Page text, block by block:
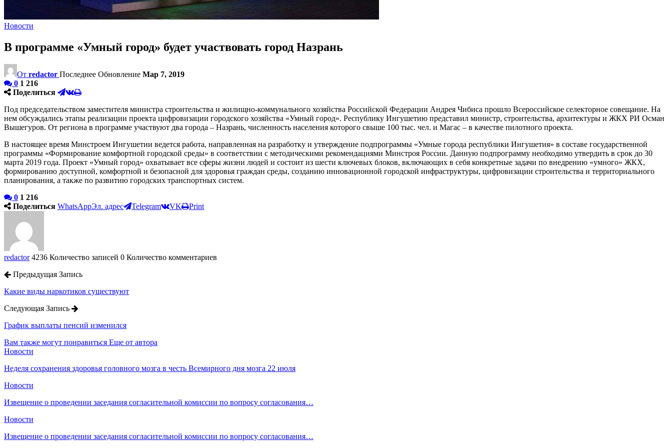
Новости
В программе «Умный город» будет участвовать город Назрань
От redactor Последнее Обновление Мар 7, 2019
0 1 216
Поделиться
Под председательством заместителя министра строительства и жилищно-коммунального хозяйства Российской Федерации Андрея Чибиса прошло Всероссийское селекторное совещание. На
нем обсуждались этапы реализации проекта цифровизации городского хозяйства «Умный город». Республику Ингушетию представил министр, строительства, архитектуры и ЖКХ РИ Осман
Вышегуров. От региона в программе участвуют два города – Назрань, численность населения которого свыше 100 тыс. чел. и Магас – в качестве пилотного проекта.
В настоящее время Минстроем Ингушетии ведется работа, направленная на разработку и утверждение подпрограммы «Умные города республики Ингушетия» в составе государственной
программы «Формирование комфортной городской среды» в соответствии с методическими рекомендациями Минстроя России. Данную подпрограмму необходимо утвердить в срок до 30
марта 2019 года. Проект «Умный город» охватывает все сферы жизни людей и состоит из шести ключевых блоков, включающих в себя конкретные задачи по внедрению «умного» ЖКХ,
формированию доступной, комфортной и безопасной для здоровья граждан среды, созданию инновационной городской инфраструктуры, цифровизации строительства и территориального
планирования, а также по развитию городских транспортных систем.
0 1 216
Поделиться WhatsAppЭл. адрес Telegram VK Print
redactor 4236 Количество записей 0 Количество комментариев
Предыдущая Запись
Какие виды наркотиков существуют
Следующая Запись
График выплаты пенсий изменился
Вам также могут понравиться Еще от автора
Новости
Неделя сохранения здоровья головного мозга в честь Всемирного дня мозга 22 июля
Новости
Извещение о проведении заседания согласительной комиссии по вопросу согласования…
Новости
Извещение о проведении заседания согласительной комиссии по вопросу согласования…